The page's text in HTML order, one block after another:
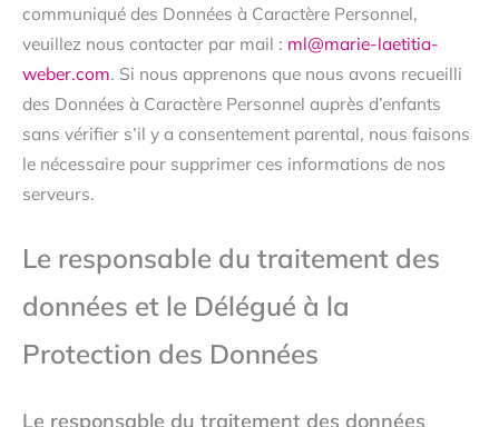
communiqué des Données à Caractère Personnel,
veuillez nous contacter par mail : ml@marie-laetitia-
weber.com. Si nous apprenons que nous avons recueilli
des Données à Caractère Personnel auprès d’enfants
sans vérifier s’il y a consentement parental, nous faisons
le nécessaire pour supprimer ces informations de nos
serveurs.
Le responsable du traitement des
données et le Délégué à la
Protection des Données
Le responsable du traitement des données